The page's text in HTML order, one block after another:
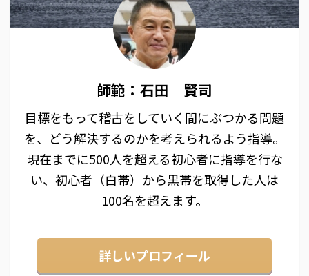
師範：石田 賢司
目標をもって稽古をしていく間にぶつかる問題
を、どう解決するのかを考えられるよう指導。
現在までに500人を超える初心者に指導を行な
い、初心者（白帯）から黒帯を取得した人は
100名を超えます。
詳しいプロフィール